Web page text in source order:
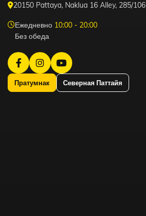
20150 Pattaya, Naklua 16 Alley, 285/106
Ежедневно 10:00 - 20:00
Без обеда
Пратумнак Северная Паттайя